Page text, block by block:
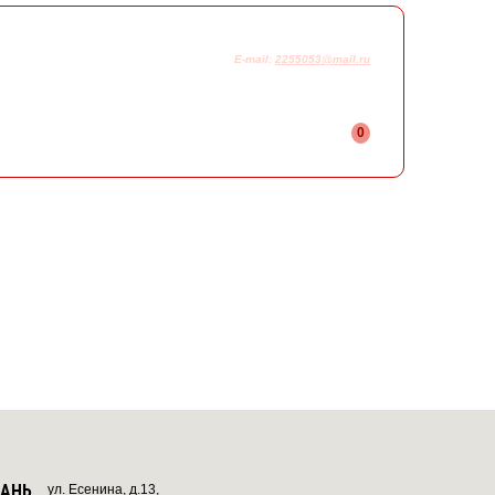
E-mail: 2255053@mail.ru
0
ул. Есенина, д.13,